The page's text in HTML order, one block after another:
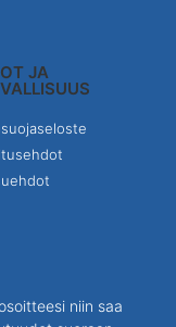
JA
niin saa